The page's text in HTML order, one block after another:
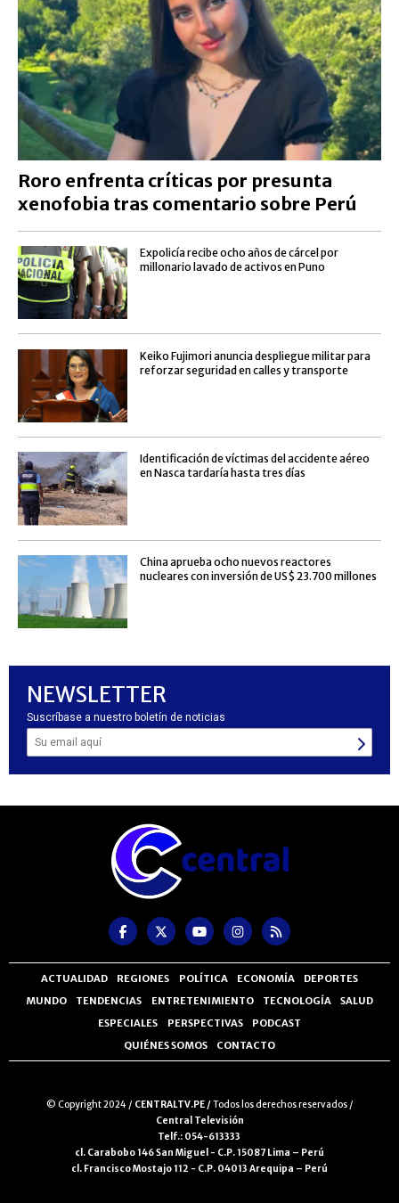
Roro enfrenta críticas por presunta
xenofobia tras comentario sobre Perú
Expolicía recibe ocho años de cárcel por
millonario lavado de activos en Puno
Keiko Fujimori anuncia despliegue militar para
reforzar seguridad en calles y transporte
Identificación de víctimas del accidente aéreo
en Nasca tardaría hasta tres días
China aprueba ocho nuevos reactores
nucleares con inversión de US$ 23.700 millones
NEWSLETTER
Suscríbase a nuestro boletín de noticias
ACTUALIDAD REGIONES POLÍTICA ECONOMÍA
DEPORTES
MUNDO
TENDENCIAS ENTRETENIMIENTO TECNOLOGÍA
SALUD
ESPECIALES
PERSPECTIVAS
PODCAST
QUIÉNES SOMOS
CONTACTO
© Copyright 2024 / CENTRALTV.PE /Todos los derechos reservados /
Central Televisión
Telf.: 054-613333
cl. Carabobo 146 San Miguel - C.P. 15087 Lima – Perú
cl. Francisco Mostajo 112 - C.P. 04013 Arequipa – Perú